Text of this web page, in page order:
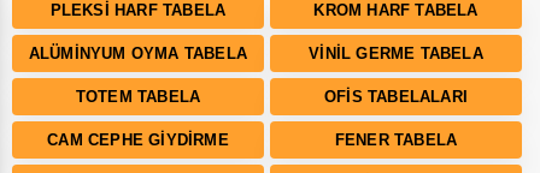
PLEKSI HARF TABELA KROM HARF TABELA
ALÜMINYUM OYMA TABELA VINIL GERME TABELA
TOTEM TABELA OFIS TABELALARI
CAM CEPHE GIYDIRME FENER TABELA